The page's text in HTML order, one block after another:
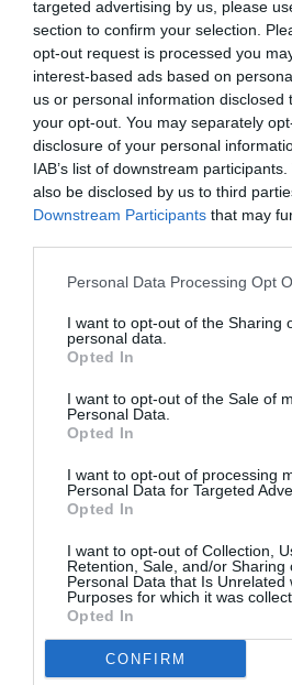
targeted advertising by us, please
section to confirm your selection.
opt-out request is processed you
interest-based ads based on
us or personal information disclosed
your opt-out. You may separately
disclosure of your personal
IAB’s list of downstream
also be disclosed by us to third
Downstream Participants that may
Personal Data Processing Opt
I want to opt-out of the Sharing
personal data.
Opted In
I want to opt-out of the Sale of
Personal Data.
Opted In
I want to opt-out of processing
Personal Data for Targeted
Opted In
I want to opt-out of Collection,
Retention, Sale, and/or Sharing
Personal Data that Is Unrelated
Purposes for which it was
Opted In
CONFIRM
Helper a commenté l'article :
19 h 23 sans escale : le Boeing
Airlines relie l’Écosse à l’Australie
a commenté l'article :
diplomatique
Bangkok
thai smile
LIRE
22